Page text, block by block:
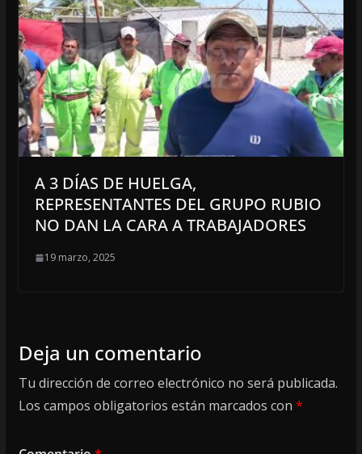
A 3 DÍAS DE HUELGA,
REPRESENTANTES DEL GRUPO RUBIO
NO DAN LA CARA A TRABAJADORES
19 marzo, 2025
Deja un comentario
Tu dirección de correo electrónico no será publicada.
Los campos obligatorios están marcados con *